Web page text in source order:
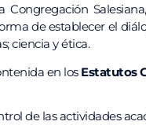
de establecer el
ciencia y ética.
en los Estatutos
de las actividades